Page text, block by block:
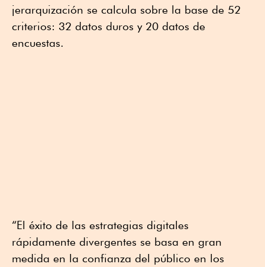
jerarquización se calcula sobre la base de 52
criterios: 32 datos duros y 20 datos de
encuestas.
“El éxito de las estrategias digitales
rápidamente divergentes se basa en gran
medida en la confianza del público en los